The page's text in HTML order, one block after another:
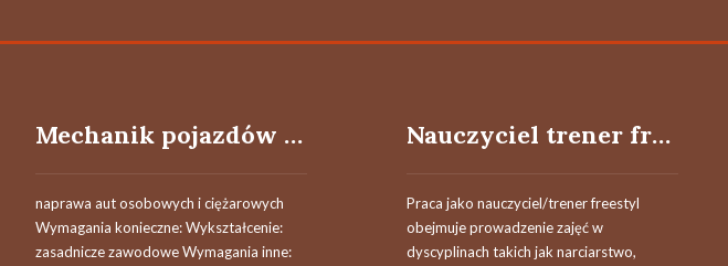
Mechanik pojazdów samochodowych (k/m)
naprawa aut osobowych i ciężarowych
Wymagania konieczne: Wykształcenie:
zasadnicze zawodowe Wymagania inne:
Nauczyciel trener freestyle
Praca jako nauczyciel/trener freestyl
obejmuje prowadzenie zajęć w
dyscyplinach takich jak narciarstwo,